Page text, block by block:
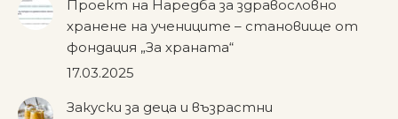
Проект на Наредба за здравословно
хранене на учениците – становище от
фондация „За храната“
17.03.2025
Закуски за деца и възрастни